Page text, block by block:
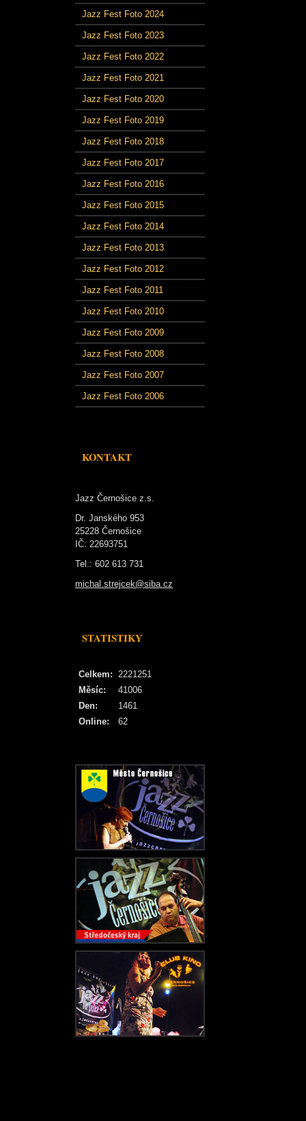
Jazz Fest Foto 2024
Jazz Fest Foto 2023
Jazz Fest Foto 2022
Jazz Fest Foto 2021
Jazz Fest Foto 2020
Jazz Fest Foto 2019
Jazz Fest Foto 2018
Jazz Fest Foto 2017
Jazz Fest Foto 2016
Jazz Fest Foto 2015
Jazz Fest Foto 2014
Jazz Fest Foto 2013
Jazz Fest Foto 2012
Jazz Fest Foto 2011
Jazz Fest Foto 2010
Jazz Fest Foto 2009
Jazz Fest Foto 2008
Jazz Fest Foto 2007
Jazz Fest Foto 2006
KONTAKT
Jazz Černošice z.s.
Dr. Janského 953
25228 Černošice
IČ: 22693751
Tel.: 602 613 731
michal.strejcek@siba.cz
STATISTIKY
Online: 62
Celkem: 2221251
Měsíc:
41006
Den:
1461